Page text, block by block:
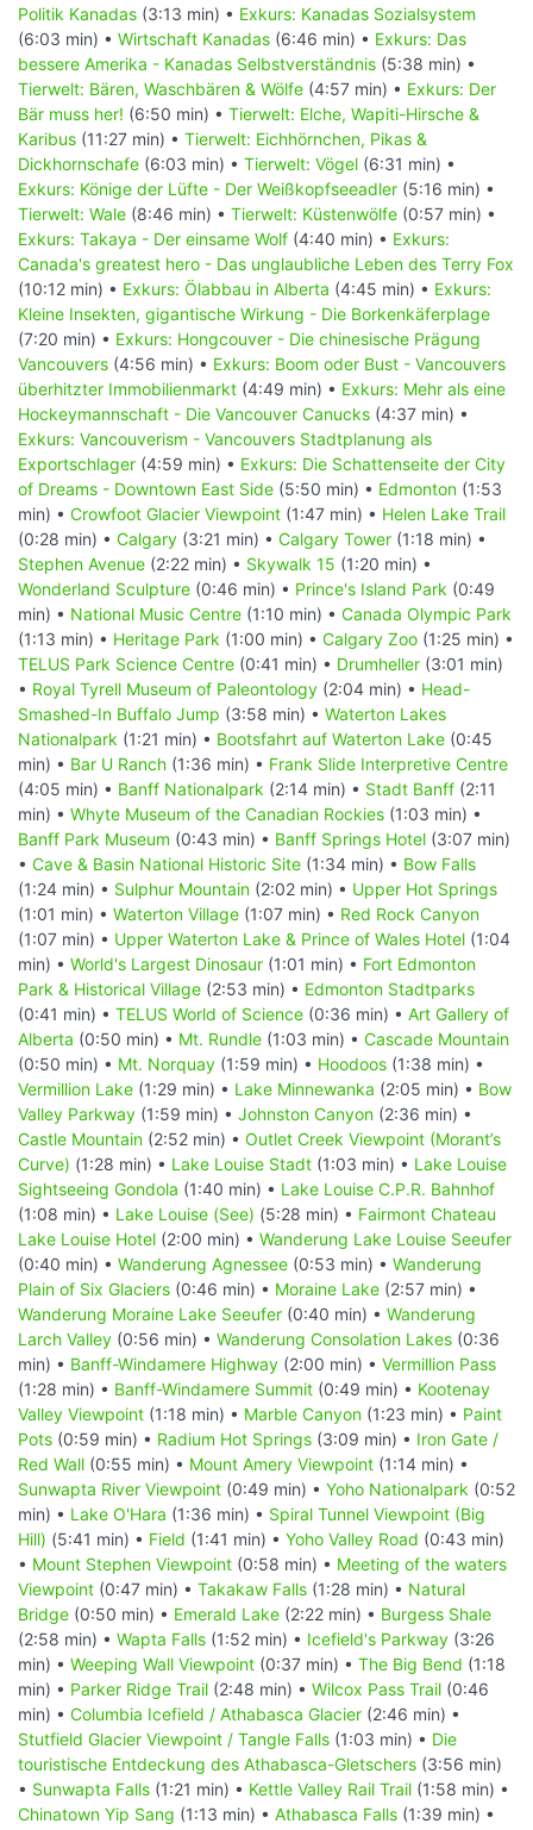
Politik Kanadas (3:13 min) • Exkurs: Kanadas Sozialsystem
(6:03 min) • Wirtschaft Kanadas (6:46 min) • Exkurs: Das
bessere Amerika - Kanadas Selbstverständnis (5:38 min) •
Tierwelt: Bären, Waschbären & Wölfe (4:57 min) • Exkurs: Der
Bär muss her! (6:50 min) • Tierwelt: Elche, Wapiti-Hirsche &
Karibus (11:27 min) • Tierwelt: Eichhörnchen, Pikas &
Dickhornschafe (6:03 min) • Tierwelt: Vögel (6:31 min) •
Exkurs: Könige der Lüfte - Der Weißkopfseeadler (5:16 min) •
Tierwelt: Wale (8:46 min) • Tierwelt: Küstenwölfe (0:57 min) •
Exkurs: Takaya - Der einsame Wolf (4:40 min) • Exkurs:
Canada's greatest hero - Das unglaubliche Leben des Terry Fox
(10:12 min) • Exkurs: Ölabbau in Alberta (4:45 min) • Exkurs:
Kleine Insekten, gigantische Wirkung - Die Borkenkäferplage
(7:20 min) • Exkurs: Hongcouver - Die chinesische Prägung
Vancouvers (4:56 min) • Exkurs: Boom oder Bust - Vancouvers
überhitzter Immobilienmarkt (4:49 min) • Exkurs: Mehr als eine
Hockeymannschaft - Die Vancouver Canucks (4:37 min) •
Exkurs: Vancouverism - Vancouvers Stadtplanung als
Exportschlager (4:59 min) • Exkurs: Die Schattenseite der City
of Dreams - Downtown East Side (5:50 min) • Edmonton (1:53
min) • Crowfoot Glacier Viewpoint (1:47 min) • Helen Lake Trail
(0:28 min) • Calgary (3:21 min) • Calgary Tower (1:18 min) •
Stephen Avenue (2:22 min) • Skywalk 15 (1:20 min) •
Wonderland Sculpture (0:46 min) • Prince's Island Park (0:49
min) • National Music Centre (1:10 min) • Canada Olympic Park
(1:13 min) • Heritage Park (1:00 min) • Calgary Zoo (1:25 min) •
TELUS Park Science Centre (0:41 min) • Drumheller (3:01 min)
• Royal Tyrell Museum of Paleontology (2:04 min) • Head-
Smashed-In Buffalo Jump (3:58 min) • Waterton Lakes
Nationalpark (1:21 min) • Bootsfahrt auf Waterton Lake (0:45
min) • Bar U Ranch (1:36 min) • Frank Slide Interpretive Centre
(4:05 min) • Banff Nationalpark (2:14 min) • Stadt Banff (2:11
min) • Whyte Museum of the Canadian Rockies (1:03 min) •
Banff Park Museum (0:43 min) • Banff Springs Hotel (3:07 min)
• Cave & Basin National Historic Site (1:34 min) • Bow Falls
(1:24 min) • Sulphur Mountain (2:02 min) • Upper Hot Springs
(1:01 min) • Waterton Village (1:07 min) • Red Rock Canyon
(1:07 min) • Upper Waterton Lake & Prince of Wales Hotel (1:04
min) • World's Largest Dinosaur (1:01 min) • Fort Edmonton
Park & Historical Village (2:53 min) • Edmonton Stadtparks
(0:41 min) • TELUS World of Science (0:36 min) • Art Gallery of
Alberta (0:50 min) • Mt. Rundle (1:03 min) • Cascade Mountain
(0:50 min) • Mt. Norquay (1:59 min) • Hoodoos (1:38 min) •
Vermillion Lake (1:29 min) • Lake Minnewanka (2:05 min) • Bow
Valley Parkway (1:59 min) • Johnston Canyon (2:36 min) •
Castle Mountain (2:52 min) • Outlet Creek Viewpoint (Morant’s
Curve) (1:28 min) • Lake Louise Stadt (1:03 min) • Lake Louise
Sightseeing Gondola (1:40 min) • Lake Louise C.P.R. Bahnhof
(1:08 min) • Lake Louise (See) (5:28 min) • Fairmont Chateau
Lake Louise Hotel (2:00 min) • Wanderung Lake Louise Seeufer
(0:40 min) • Wanderung Agnessee (0:53 min) • Wanderung
Plain of Six Glaciers (0:46 min) • Moraine Lake (2:57 min) •
Wanderung Moraine Lake Seeufer (0:40 min) • Wanderung
Larch Valley (0:56 min) • Wanderung Consolation Lakes (0:36
min) • Banff-Windamere Highway (2:00 min) • Vermillion Pass
(1:28 min) • Banff-Windamere Summit (0:49 min) • Kootenay
Valley Viewpoint (1:18 min) • Marble Canyon (1:23 min) • Paint
Pots (0:59 min) • Radium Hot Springs (3:09 min) • Iron Gate /
Red Wall (0:55 min) • Mount Amery Viewpoint (1:14 min) •
Sunwapta River Viewpoint (0:49 min) • Yoho Nationalpark (0:52
min) • Lake O'Hara (1:36 min) • Spiral Tunnel Viewpoint (Big
Hill) (5:41 min) • Field (1:41 min) • Yoho Valley Road (0:43 min)
• Mount Stephen Viewpoint (0:58 min) • Meeting of the waters
Viewpoint (0:47 min) • Takakaw Falls (1:28 min) • Natural
Bridge (0:50 min) • Emerald Lake (2:22 min) • Burgess Shale
(2:58 min) • Wapta Falls (1:52 min) • Icefield's Parkway (3:26
min) • Weeping Wall Viewpoint (0:37 min) • The Big Bend (1:18
min) • Parker Ridge Trail (2:48 min) • Wilcox Pass Trail (0:46
min) • Columbia Icefield / Athabasca Glacier (2:46 min) •
Stutfield Glacier Viewpoint / Tangle Falls (1:03 min) • Die
touristische Entdeckung des Athabasca-Gletschers (3:56 min)
• Sunwapta Falls (1:21 min) • Kettle Valley Rail Trail (1:58 min) •
Chinatown Yip Sang (1:13 min) • Athabasca Falls (1:39 min) •